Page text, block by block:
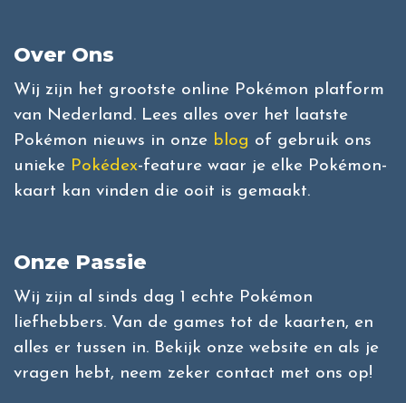
Over Ons
Wij zijn het grootste online Pokémon platform
van Nederland. Lees alles over het laatste
Pokémon nieuws in onze blog of gebruik ons
unieke Pokédex-feature waar je elke Pokémon-
kaart kan vinden die ooit is gemaakt.
Onze Passie
Wij zijn al sinds dag 1 echte Pokémon
liefhebbers. Van de games tot de kaarten, en
alles er tussen in. Bekijk onze website en als je
vragen hebt, neem zeker contact met ons op!